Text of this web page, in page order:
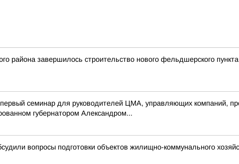
района завершилось строительство нового фельдшерского пункта
семинар для руководителей ЦМА, управляющих компаний,
губернатором Александром...
вопросы подготовки объектов жилищно-коммунального